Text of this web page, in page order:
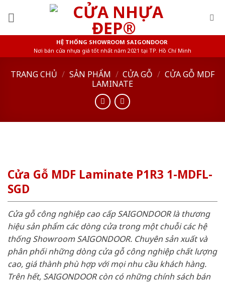
HỆ THỐNG SHOWROOM SAIGONDOOR
Nơi bán cửa nhựa giá tốt nhất năm 2021 tại TP. Hồ Chí Minh
TRANG CHỦ / SẢN PHẨM / CỬA GỖ / CỬA GỖ MDF
LAMINATE
Cửa Gỗ MDF Laminate P1R3 1-MDFL-
SGD
Cửa gỗ công nghiệp cao cấp SAIGONDOOR là thương
hiệu sản phẩm các dòng cửa trong một chuỗi các hệ
thống Showroom SAIGONDOOR. Chuyên sản xuất và
phân phối những dòng cửa gỗ công nghiệp chất lượng
cao, giá thành phù hợp với mọi nhu cầu khách hàng.
Trên hết, SAIGONDOOR còn có những chính sách bán